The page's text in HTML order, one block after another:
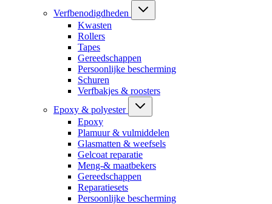
Verfbenodigdheden
Kwasten
Rollers
Tapes
Gereedschappen
Persoonlijke bescherming
Schuren
Verfbakjes & roosters
Epoxy & polyester
Epoxy
Plamuur & vulmiddelen
Glasmatten & weefsels
Gelcoat reparatie
Meng-& maatbekers
Gereedschappen
Reparatiesets
Persoonlijke bescherming